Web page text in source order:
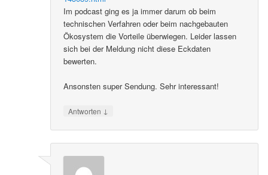
Im podcast ging es ja immer darum ob beim
technischen Verfahren oder beim nachgebauten
Ökosystem die Vorteile überwiegen. Leider lassen
sich bei der Meldung nicht diese Eckdaten
bewerten.
Ansonsten super Sendung. Sehr interessant!
Antworten ↓